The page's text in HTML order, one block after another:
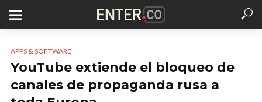
APPS & SOFTWARE
YouTube extiende el bloqueo de
canales de propaganda rusa a